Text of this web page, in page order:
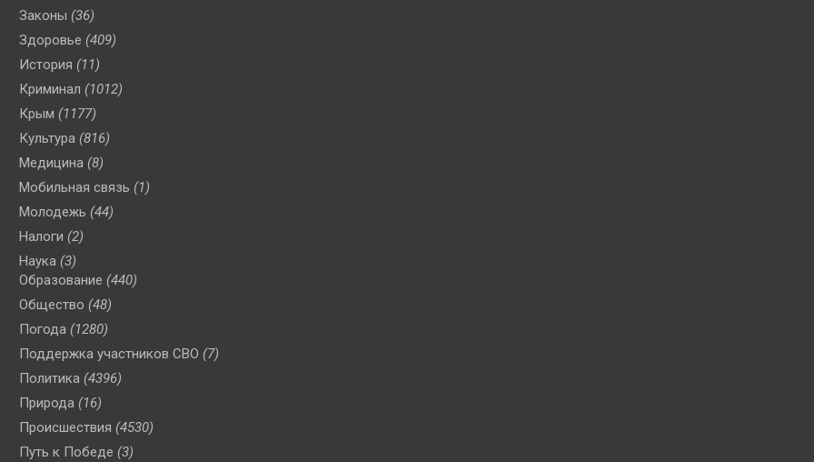
Законы (36)
Здоровье (409)
История (11)
Криминал (1012)
Крым (1177)
Культура (816)
Медицина (8)
Мобильная связь (1)
Молодежь (44)
Налоги (2)
Наука (3)
Образование (440)
Общество (48)
Погода (1280)
Поддержка участников СВО (7)
Политика (4396)
Природа (16)
Происшествия (4530)
Путь к Победе (3)